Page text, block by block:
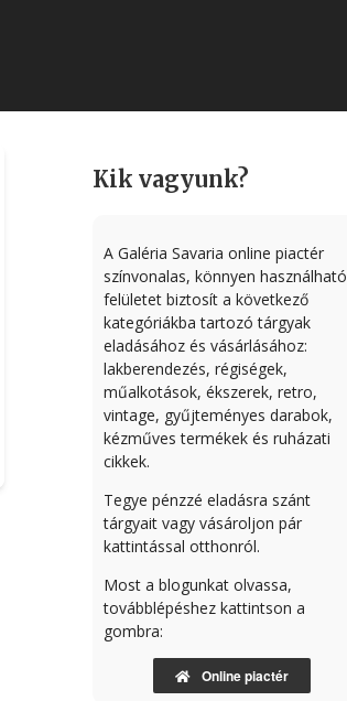
Kik vagyunk?
A Galéria Savaria online piactér
színvonalas, könnyen használható
felületet biztosít a következő
kategóriákba tartozó tárgyak
eladásához és vásárlásához:
lakberendezés, régiségek,
műalkotások, ékszerek, retro,
vintage, gyűjteményes darabok,
kézműves termékek és ruházati
cikkek.
Tegye pénzzé eladásra szánt
tárgyait vagy vásároljon pár
kattintással otthonról.
Most a blogunkat olvassa,
továbblépéshez kattintson a
gombra:
Online piactér